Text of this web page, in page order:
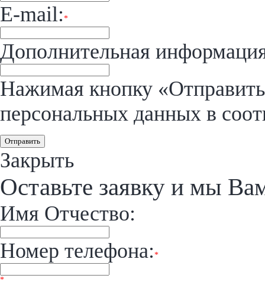
E-mail: *
Дополнительная
Нажимая кнопку
персональных данных в
Отправить
Закрыть
Оставьте заявку и мы
Имя Отчество:
Номер телефона: *
*